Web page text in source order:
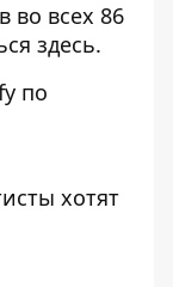
во всех 86
здесь.
по
хотят